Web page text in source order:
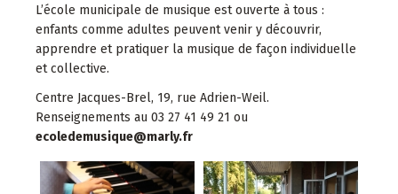
L’école municipale de musique est ouverte à tous :
enfants comme adultes peuvent venir y découvrir,
apprendre et pratiquer la musique de façon individuelle
et collective.
Centre Jacques-Brel, 19, rue Adrien-Weil.
Renseignements au 03 27 41 49 21 ou
ecoledemusique@marly.fr